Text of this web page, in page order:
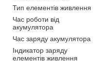
Тип елементів живлення
Час роботи від
акумулятора
Час заряду акумулятора
Індикатор заряду
елементів живлення